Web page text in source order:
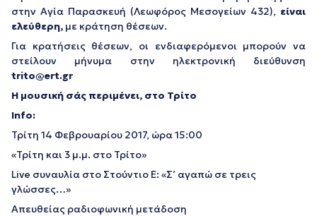
στην Αγία Παρασκευή (Λεωφόρος Μεσογείων 432), είναι
ελεύθερη, με κράτηση θέσεων.
Για κρατήσεις θέσεων, οι ενδιαφερόμενοι μπορούν να
στείλουν μήνυμα στην ηλεκτρονική διεύθυνση
trito@ert.gr
Η μουσική σάς περιμένει, στο Τρίτο
Info:
Τρίτη 14 Φεβρουαρίου 2017, ώρα 15:00
«Τρίτη και 3 μ.μ. στο Τρίτο»
Live συναυλία στο Στούντιο Ε: «Σ’ αγαπώ σε τρεις
γλώσσες…»
Απευθείας ραδιοφωνική μετάδοση